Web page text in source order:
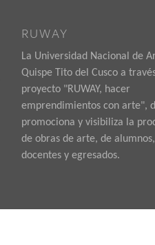
RUWAY
La Universidad Nacional de
Quispe Tito del Cusco a
proyecto "RUWAY, hacer
emprendimientos con arte",
promociona y visibiliza la
de obras de arte, de alumnos,
docentes y egresados.